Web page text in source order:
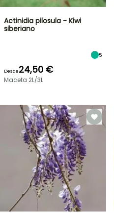
Actinidia pilosula - Kiwi
siberiano
5
Desde24,50 €
Maceta 2L/3L